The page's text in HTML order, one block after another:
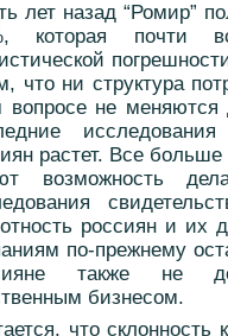
лет назад “Ромир”
которая почти
что ни структура
вопросе не меняются
растет. Все
возможность
россиян и их
по-прежнему
также не
бизнесом.
что